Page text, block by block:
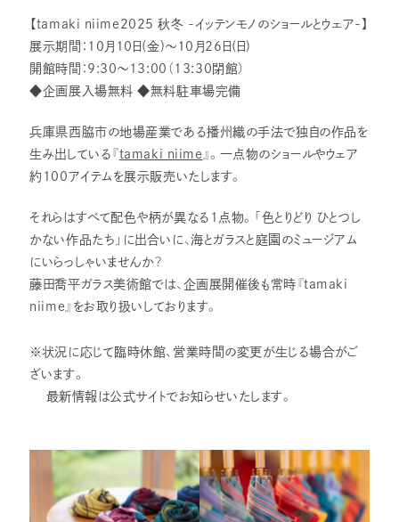
【tamaki niime2025 秋冬 -イッテンモノのショールとウェア-】
展示期間：10月10日(金)～10月26日(日)
開館時間：9:30～13:00（13:30閉館）
◆企画展入場無料 ◆無料駐車場完備
兵庫県西脇市の地場産業である播州織の手法で独自の作品を
生み出している『tamaki niime 』。一点物のショールやウェア
約100アイテムを展示販売いたします。
それらはすべて配色や柄が異なる1点物。「色とりどり ひとつし
かない作品たち」に出合いに、海とガラスと庭園のミュージアム
にいらっしゃいませんか？
藤田喬平ガラス美術館では、企画展開催後も常時『tamaki
niime』をお取り扱いしております。
※状況に応じて臨時休館、営業時間の変更が生じる場合がご
ざいます。
最新情報は公式サイトでお知らせいたします。